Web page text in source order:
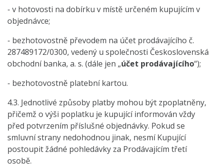
- v hotovosti na dobírku v místě určeném kupujícím v
objednávce;
- bezhotovostně převodem na účet prodávajícího č.
287489172/0300, vedený u společnosti Československá
obchodní banka, a. s. (dále jen „účet prodávajícího“);
- bezhotovostně platební kartou.
4.3. Jednotlivé způsoby platby mohou být zpoplatněny,
přičemž o výši poplatku je kupující informován vždy
před potvrzením příslušné objednávky. Pokud se
smluvní strany nedohodnou jinak, nesmí Kupující
postoupit žádné pohledávky za Prodávajícím třetí
osobě.